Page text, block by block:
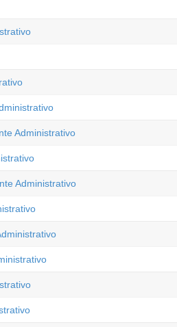
Administrativo
Administrativo